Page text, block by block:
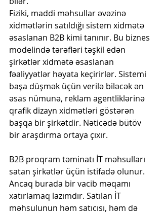
Fiziki, maddi məhsullar əvəzinə
xidmətlərin satıldığı sistem xidmətə
əsaslanan B2B kimi tanınır. Bu biznes
modelində tərəfləri təşkil edən
şirkətlər xidmətə əsaslanan
fəaliyyətlər həyata keçirirlər. Sistemi
başa düşmək üçün verilə biləcək ən
əsas nümunə, reklam agentliklərinə
qrafik dizayn xidmətləri göstərən
başqa bir şirkətdir. Nəticədə bütöv
bir araşdırma ortaya çıxır.
B2B proqram təminatı İT məhsulları
satan şirkətlər üçün istifadə olunur.
Ancaq burada bir vacib məqamı
xatırlamaq lazımdır. Satılan İT
məhsulunun həm satıcısı, həm də